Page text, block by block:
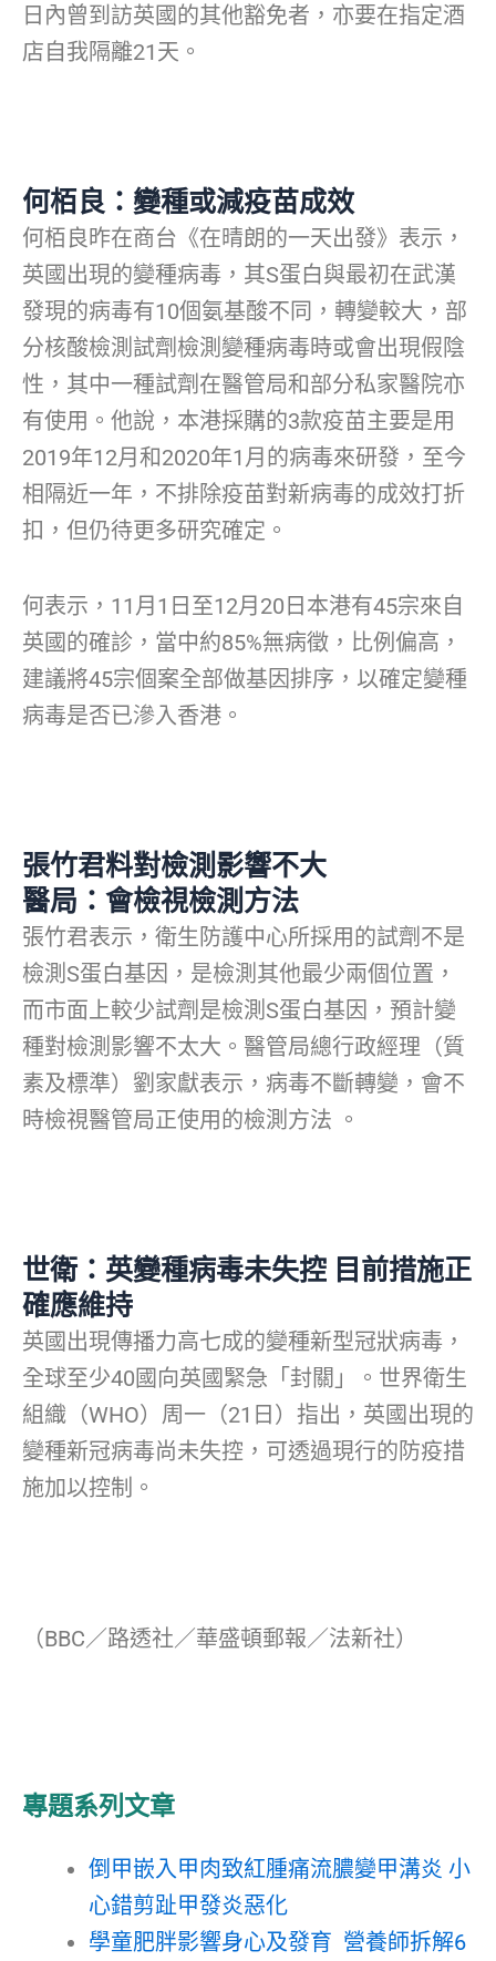
日內曾到訪英國的其他豁免者，亦要在指定酒
店自我隔離21天。
何栢良：變種或減疫苗成效
何栢良昨在商台《在晴朗的一天出發》表示，
英國出現的變種病毒，其S蛋白與最初在武漢
發現的病毒有10個氨基酸不同，轉變較大，部
分核酸檢測試劑檢測變種病毒時或會出現假陰
性，其中一種試劑在醫管局和部分私家醫院亦
有使用。他說，本港採購的3款疫苗主要是用
2019年12月和2020年1月的病毒來研發，至今
相隔近一年，不排除疫苗對新病毒的成效打折
扣，但仍待更多研究確定。
何表示，11月1日至12月20日本港有45宗來自
英國的確診，當中約85%無病徵，比例偏高，
建議將45宗個案全部做基因排序，以確定變種
病毒是否已滲入香港。
張竹君料對檢測影響不大
醫局：會檢視檢測方法
張竹君表示，衛生防護中心所採用的試劑不是
檢測S蛋白基因，是檢測其他最少兩個位置，
而市面上較少試劑是檢測S蛋白基因，預計變
種對檢測影響不太大。醫管局總行政經理（質
素及標準）劉家獻表示，病毒不斷轉變，會不
時檢視醫管局正使用的檢測方法 。
世衛：英變種病毒未失控 目前措施正
確應維持
英國出現傳播力高七成的變種新型冠狀病毒，
全球至少40國向英國緊急「封關」。世界衛生
組織（WHO）周一（21日）指出，英國出現的
變種新冠病毒尚未失控，可透過現行的防疫措
施加以控制。
（BBC／路透社／華盛頓郵報／法新社）
專題系列文章
倒甲嵌入甲肉致紅腫痛流膿變甲溝炎 小
心錯剪趾甲發炎惡化
學童肥胖影響身心及發育 營養師拆解6